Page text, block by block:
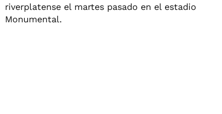
riverplatense el martes pasado en el estadio
Monumental.